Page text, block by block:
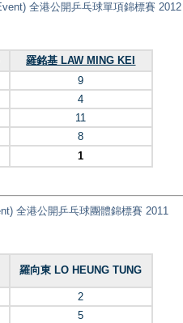
全港公開乒乓球單項錦標賽 2012
羅銘基 LAW MING KEI
9
4
11
8
1
全港公開乒乓球團體錦標賽 2011
羅向東 LO HEUNG TUNG
2
5